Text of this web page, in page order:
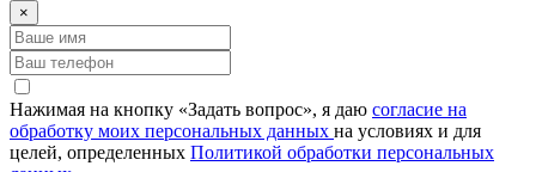
×
Нажимая на кнопку «Задать вопрос», я даю согласие на
обработку моих персональных данных на условиях и для
целей, определенных Политикой обработки персональных